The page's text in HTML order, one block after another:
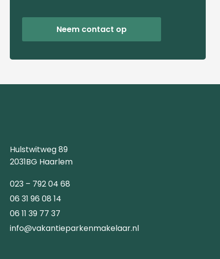
Neem contact op
Hulstwitweg 89
2031BG Haarlem
023 – 792 04 68
06 31 96 08 14
06 11 39 77 37
info@vakantieparkenmakelaar.nl